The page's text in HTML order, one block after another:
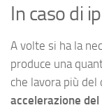
In caso di
A volte si ha la
produce una
che lavora più
accelerazione